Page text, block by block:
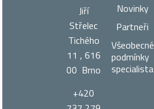
Novinky
Partneři
Všeobecné
podmínky
specialista
Jiří
Střelec
Tichého
11 , 616
00 Brno
+420